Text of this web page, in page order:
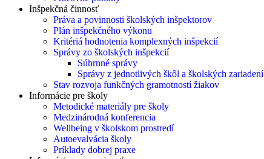
Inšpekčná činnosť
Práva a povinnosti školských inšpektorov
Plán inšpekčného výkonu
Kritériá hodnotenia komplexných inšpekcií
Správy zo školských inšpekcií
Súhrnné správy
Správy z jednotlivých škôl a školských zariadení
Stav rozvoja funkčných gramotností žiakov
Informácie pre školy
Metodické materiály pre školy
Medzinárodná konferencia
Wellbeing v školskom prostredí
Autoevalvácia školy
Príklady dobrej praxe